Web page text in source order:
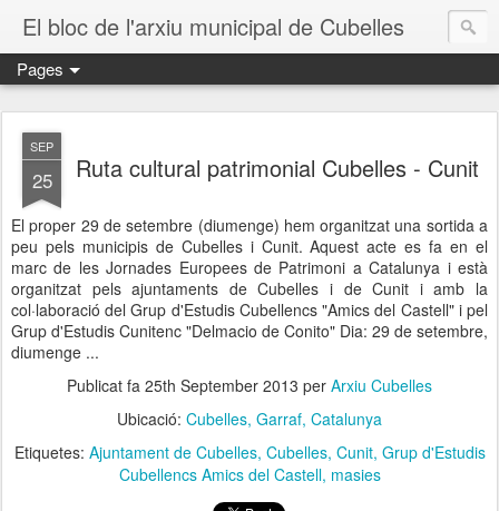
El bloc de l'arxiu municipal de Cubelles
Pages
SEP
25 Ruta cultural patrimonial Cubelles - Cunit
El proper 29 de setembre (diumenge) hem organitzat una sortida a
peu pels municipis de Cubelles i Cunit. Aquest acte es fa en el
marc de les Jornades Europees de Patrimoni a Catalunya i està
organitzat pels ajuntaments de Cubelles i de Cunit i amb la
col·laboració del Grup d'Estudis Cubellencs "Amics del Castell" i pel
Grup d'Estudis Cunitenc "Delmacio de Conito" Dia: 29 de setembre,
diumenge ...
Publicat fa 25th September 2013 per Arxiu Cubelles
Ubicació: Cubelles, Garraf, Catalunya
Etiquetes: Ajuntament de Cubelles Cubelles Cunit Grup d'Estudis
Cubellencs Amics del Castell masies